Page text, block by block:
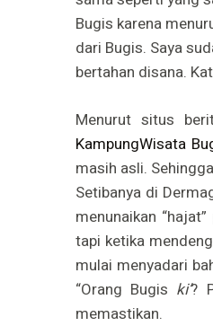
Bugis karena
dari Bugis. Saya
bertahan disana.
Menurut situs
KampungWisata
masih asli.
Setibanya di
menunaikan
tapi ketika
mulai menyadari
“Orang Bugis ki’?
memastikan.